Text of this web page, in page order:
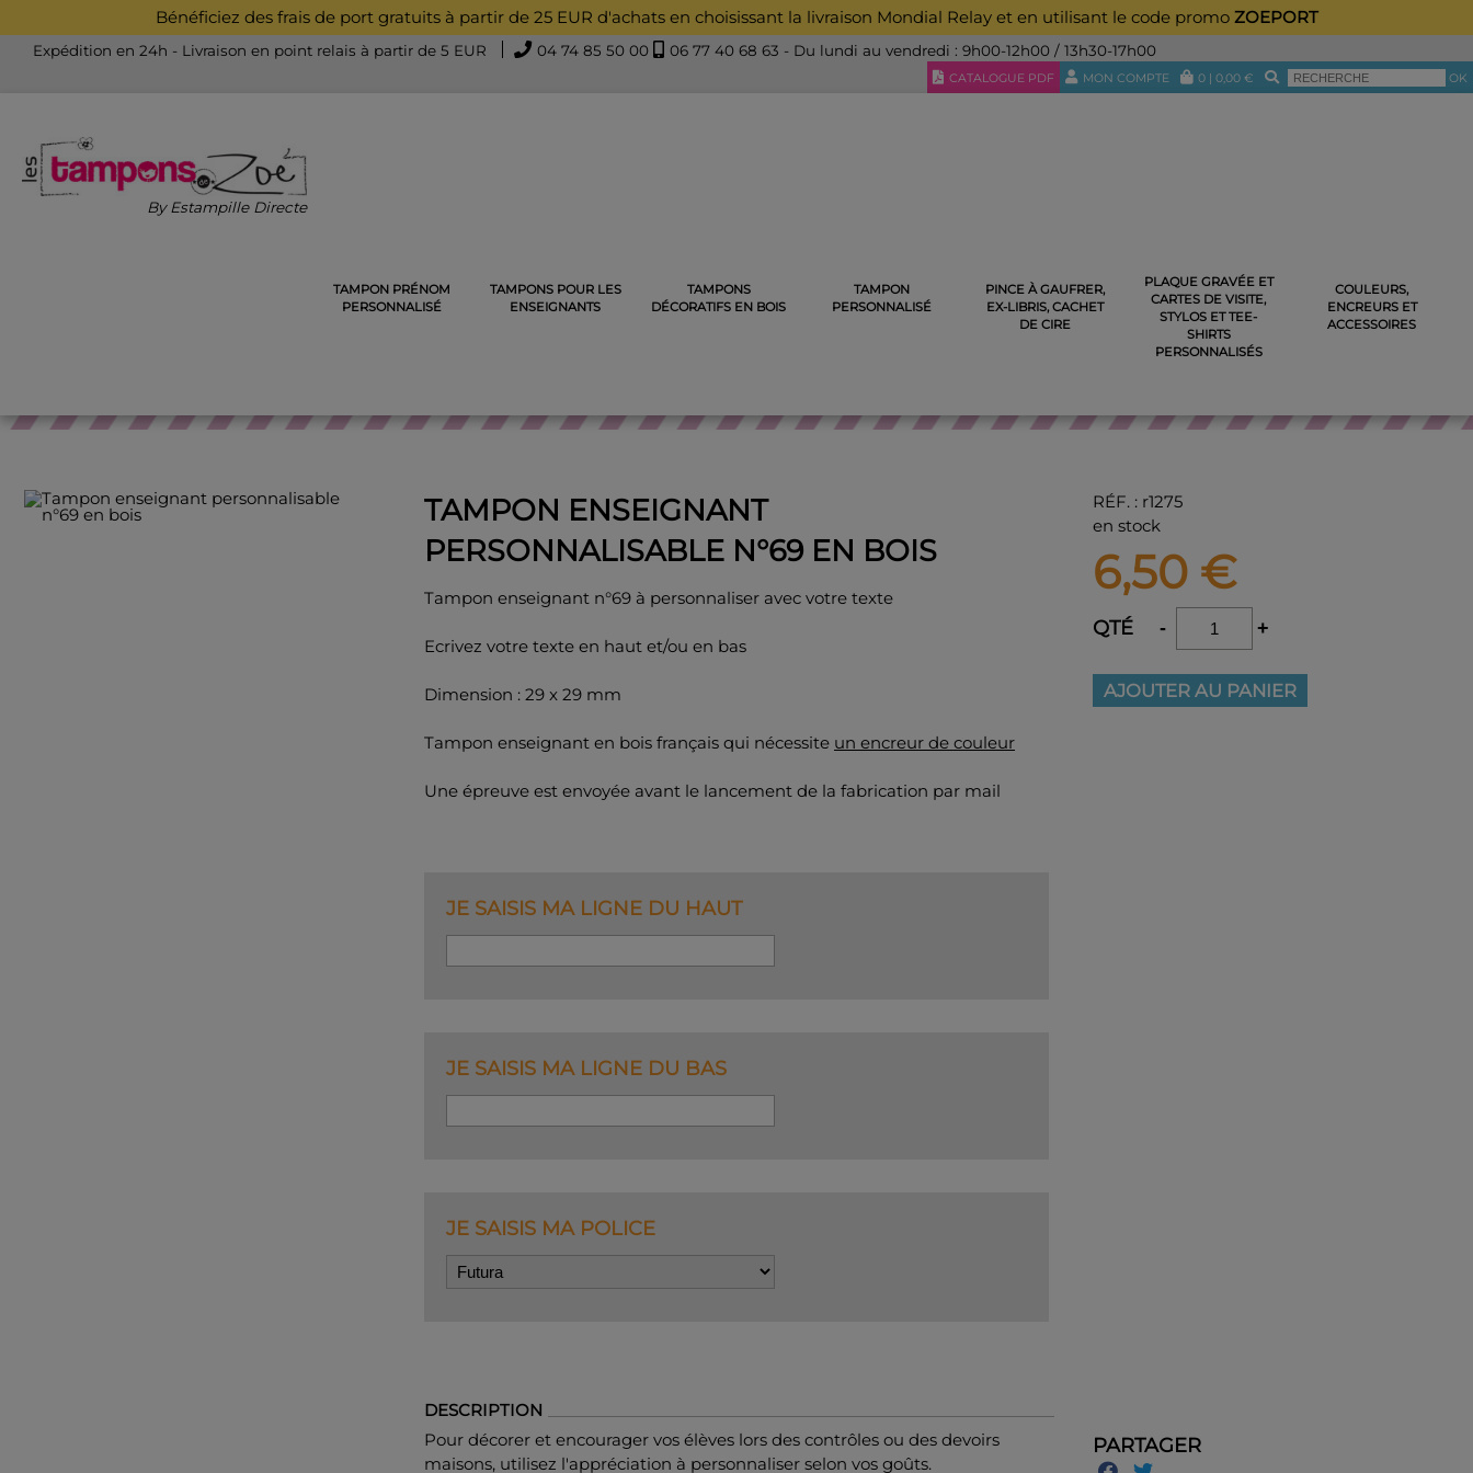
Bénéficiez des frais de port gratuits à partir de 25 EUR d'achats en choisissant la livraison Mondial Relay et en utilisant le code promo ZOEPORT
Expédition en 24h - Livraison en point relais à partir de 5 EUR 04 74 85 50 00 06 77 40 68 63 - Du lundi au vendredi : 9h00-12h00 / 13h30-17h00
CATALOGUE PDF MON COMPTE 0 | 0,00 € OK
By Estampille Directe
TAMPON PRÉNOM
PERSONNALISÉ
TAMPONS POUR LES
ENSEIGNANTS
TAMPONS
DÉCORATIFS EN BOIS
TAMPON
PERSONNALISÉ
PINCE À GAUFRER,
EX-LIBRIS, CACHET
DE CIRE
PLAQUE GRAVÉE ET
CARTES DE VISITE,
STYLOS ET TEE-
SHIRTS
PERSONNALISÉS
COULEURS,
ENCREURS ET
ACCESSOIRES
TAMPONS POUR LES ENSEIGNANTS TAMPON ENSEIGNANT PERSONNALISABLE EN BOIS TAMPON ENSEIGNANT PERSONNALISABLE N°69 EN BOIS
TAMPON ENSEIGNANT
PERSONNALISABLE N°69 EN BOIS
Tampon enseignant n°69 à personnaliser avec votre texte
Ecrivez votre texte en haut et/ou en bas
Dimension : 29 x 29 mm
Tampon enseignant en bois français qui nécessite un encreur de couleur
Une épreuve est envoyée avant le lancement de la fabrication par mail
JE SAISIS MA LIGNE DU HAUT
JE SAISIS MA LIGNE DU BAS
JE SAISIS MA POLICE
RÉF. : r1275
en stock
6,50 €
QTÉ - +
AJOUTER AU PANIER
DESCRIPTION
Pour décorer et encourager vos élèves lors des contrôles ou des devoirs
maisons, utilisez l'appréciation à personnaliser selon vos goûts.
PARTAGER